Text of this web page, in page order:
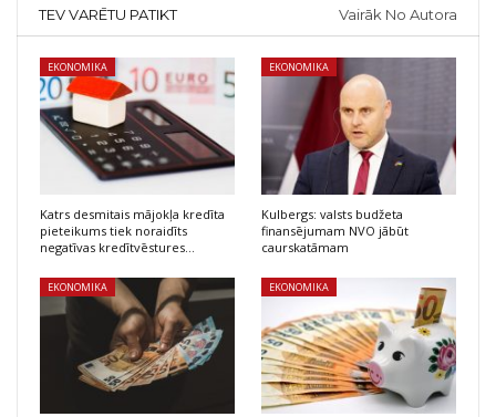
TEV VARĒTU PATIKT Vairāk No Autora
EKONOMIKA
Katrs desmitais mājokļa kredīta
pieteikums tiek noraidīts
negatīvas kredītvēstures…
EKONOMIKA
Kulbergs: valsts budžeta
finansējumam NVO jābūt
caurskatāmam
EKONOMIKA EKONOMIKA